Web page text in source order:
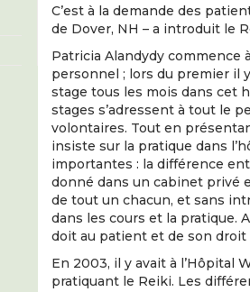
C’est à la demande des
de Dover, NH – a introduit le
Patricia Alandydy commence
personnel ; lors du premier il
stage tous les mois dans cet
stages s’adressent à tout le
volontaires. Tout en
insiste sur la pratique dans
importantes : la différence
donné dans un cabinet privé
de tout un chacun, et sans
dans les cours et la pratique.
doit au patient et de son droit
En 2003, il y avait à l’Hôpital
pratiquant le Reiki. Les